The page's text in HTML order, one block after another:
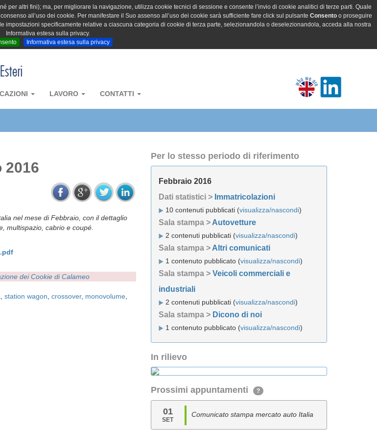
per altri fini); ma, per migliorare la navigazione, utilizza cookie tecnici di sessione e consente l’invio di cookie analitici di terze parti. Quale
all’uso dei cookie. Per manifestare il Suo assenso all’uso dei cookie sarà sufficiente fare click sul pulsante Consentoo proseguire
specificamente relative a ciascuna categoria di cookie di terza parte, selezionandola o deselezionandola, acceda alla nostra
Informativa estesa sulla privacy.
Informativa estesa sulla privacy
LAVORO CONTATTI
2016
nel mese di Febbraio, con il dettaglio
multispazio, cabrio e coupé.
dei Cookie di Calameo
station wagon crossover, monovolume
Per lo stesso periodo di riferimento
Febbraio 2016
Dati statistici > Immatricolazioni
10 contenuti pubblicati (visualizza/nascondi)
Sala stampa > Autovetture
2 contenuti pubblicati (visualizza/nascondi)
Sala stampa > Altri comunicati
1 contenuto pubblicato (visualizza/nascondi)
Sala stampa > Veicoli commerciali e
industriali
2 contenuti pubblicati (visualizza/nascondi)
Sala stampa > Dicono di noi
1 contenuto pubblicato (visualizza/nascondi)
In rilievo
Prossimi appuntamenti ?
01
SET
Comunicato stampa mercato auto Italia